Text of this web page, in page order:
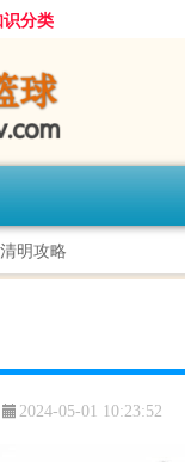
分类
明攻略
2024-05-01 10:23:52